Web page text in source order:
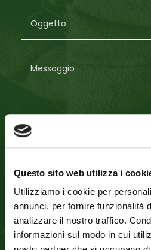
Questo sito web utilizza i
Utilizziamo i cookie per
annunci, per fornire funzionalità
analizzare il nostro traffico.
informazioni sul modo in cui
acconsento al trattamento
normativa sullaPrivacy
presto il consenso al
personali da parte di GDA
comunicazioni commerciali